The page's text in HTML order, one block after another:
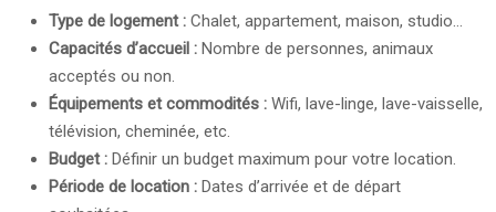
Type de logement : Chalet, appartement, maison, studio…
Capacités d’accueil : Nombre de personnes, animaux
acceptés ou non.
Équipements et commodités : Wifi, lave-linge, lave-vaisselle,
télévision, cheminée, etc.
Budget : Définir un budget maximum pour votre location.
Période de location : Dates d’arrivée et de départ